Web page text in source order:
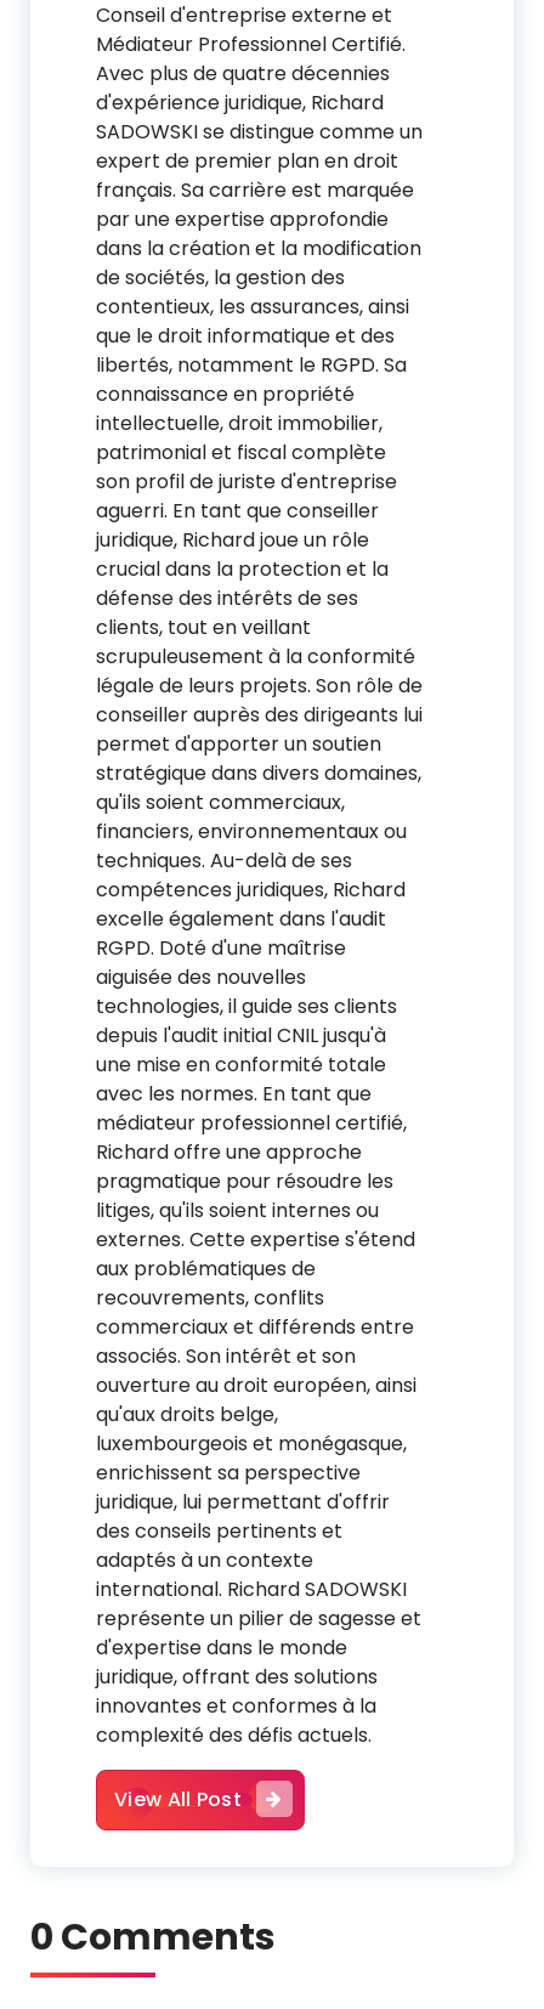
Conseil d'entreprise externe et
Médiateur Professionnel Certifié.
Avec plus de quatre décennies
d'expérience juridique, Richard
SADOWSKI se distingue comme un
expert de premier plan en droit
français. Sa carrière est marquée
par une expertise approfondie
dans la création et la modification
de sociétés, la gestion des
contentieux, les assurances, ainsi
que le droit informatique et des
libertés, notamment le RGPD. Sa
connaissance en propriété
intellectuelle, droit immobilier,
patrimonial et fiscal complète
son profil de juriste d'entreprise
aguerri. En tant que conseiller
juridique, Richard joue un rôle
crucial dans la protection et la
défense des intérêts de ses
clients, tout en veillant
scrupuleusement à la conformité
légale de leurs projets. Son rôle de
conseiller auprès des dirigeants lui
permet d'apporter un soutien
stratégique dans divers domaines,
qu'ils soient commerciaux,
financiers, environnementaux ou
techniques. Au-delà de ses
compétences juridiques, Richard
excelle également dans l'audit
RGPD. Doté d'une maîtrise
aiguisée des nouvelles
technologies, il guide ses clients
depuis l'audit initial CNIL jusqu'à
une mise en conformité totale
avec les normes. En tant que
médiateur professionnel certifié,
Richard offre une approche
pragmatique pour résoudre les
litiges, qu'ils soient internes ou
externes. Cette expertise s'étend
aux problématiques de
recouvrements, conflits
commerciaux et différends entre
associés. Son intérêt et son
ouverture au droit européen, ainsi
qu'aux droits belge,
luxembourgeois et monégasque,
enrichissent sa perspective
juridique, lui permettant d'offrir
des conseils pertinents et
adaptés à un contexte
international. Richard SADOWSKI
représente un pilier de sagesse et
d'expertise dans le monde
juridique, offrant des solutions
innovantes et conformes à la
complexité des défis actuels.
View All Post
0 Comments